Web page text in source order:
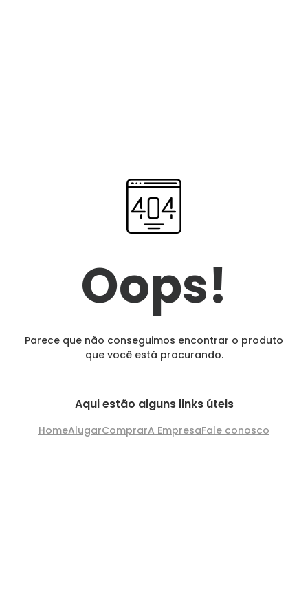
Oops!
Parece que não conseguimos encontrar o produto
que você está procurando.
Aqui estão alguns links úteis
HomeAlugarComprarA EmpresaFale conosco